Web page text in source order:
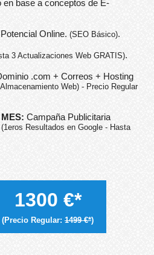
en base a conceptos de E-
Online. (SEO Básico).
3 Actualizaciones Web GRATIS).
.com + Correos + Hosting
Web) - Precio Regular
Campaña Publicitaria
(1eros Resultados en Google - Hasta
1300 €*
(Precio Regular: 1499 €*)